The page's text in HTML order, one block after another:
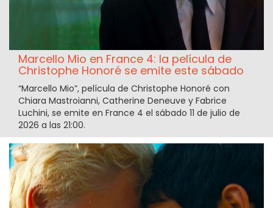
Marcello Mio en France 4: la película de
Christophe Honoré se emite este sábado
“Marcello Mio”, película de Christophe Honoré con
Chiara Mastroianni, Catherine Deneuve y Fabrice
Luchini, se emite en France 4 el sábado 11 de julio de
2026 a las 21:00.